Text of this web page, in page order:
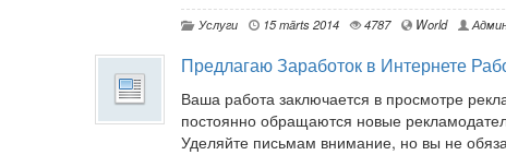
Услуги 15 märts 2014 4787 World
Предлагаю Заработок в Интернете
Ваша работа заключается в просмотре
постоянно обращаются новые
Уделяйте письмам внимание, но вы не